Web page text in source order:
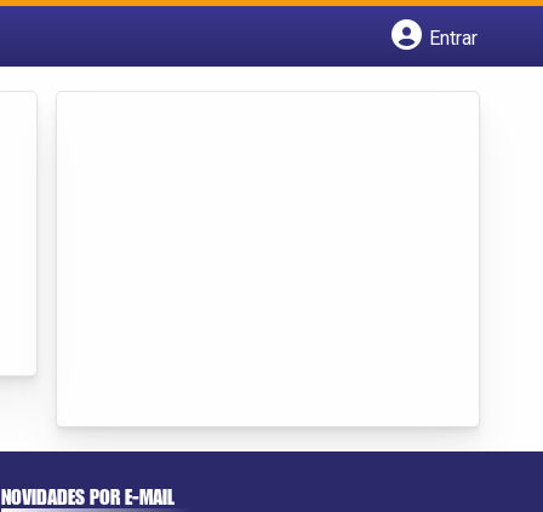
Entrar
NOVIDADES POR E-MAIL